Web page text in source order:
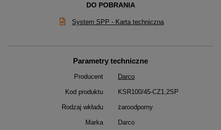
DO POBRANIA
System SPP - Karta techniczna
Parametry techniczne
Producent Darco
Kod produktu KSR100/45-CZ1,2SP
Rodzaj wkładu żaroodporny
Marka Darco